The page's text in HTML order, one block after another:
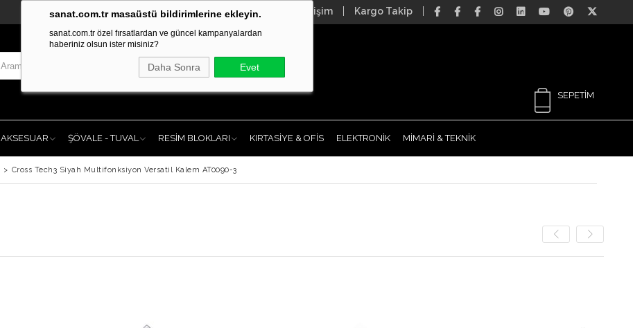
sanat.com.tr masaüstü bildirimlerine ekleyin.
sanat.com.tr özel fırsatlardan ve güncel kampanyalardan
haberiniz olsun ister misiniz?
Daha Sonra Evet
İletişim Kargo Takip
SEPETIM
AKSESUAR ŞÖVALE - TUVAL RESİM BLOKLARI KIRTASİYE & OFİS ELEKTRONİK MİMARİ & TEKNİK
> Cross Tech3 Siyah Multifonksiyon Versatil Kalem AT0090-3